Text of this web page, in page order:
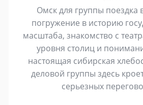
Омск для группы поездка
погружение в историю
масштаба, знакомство с
уровня столиц и
настоящая сибирская
деловой группы здесь
серьезных